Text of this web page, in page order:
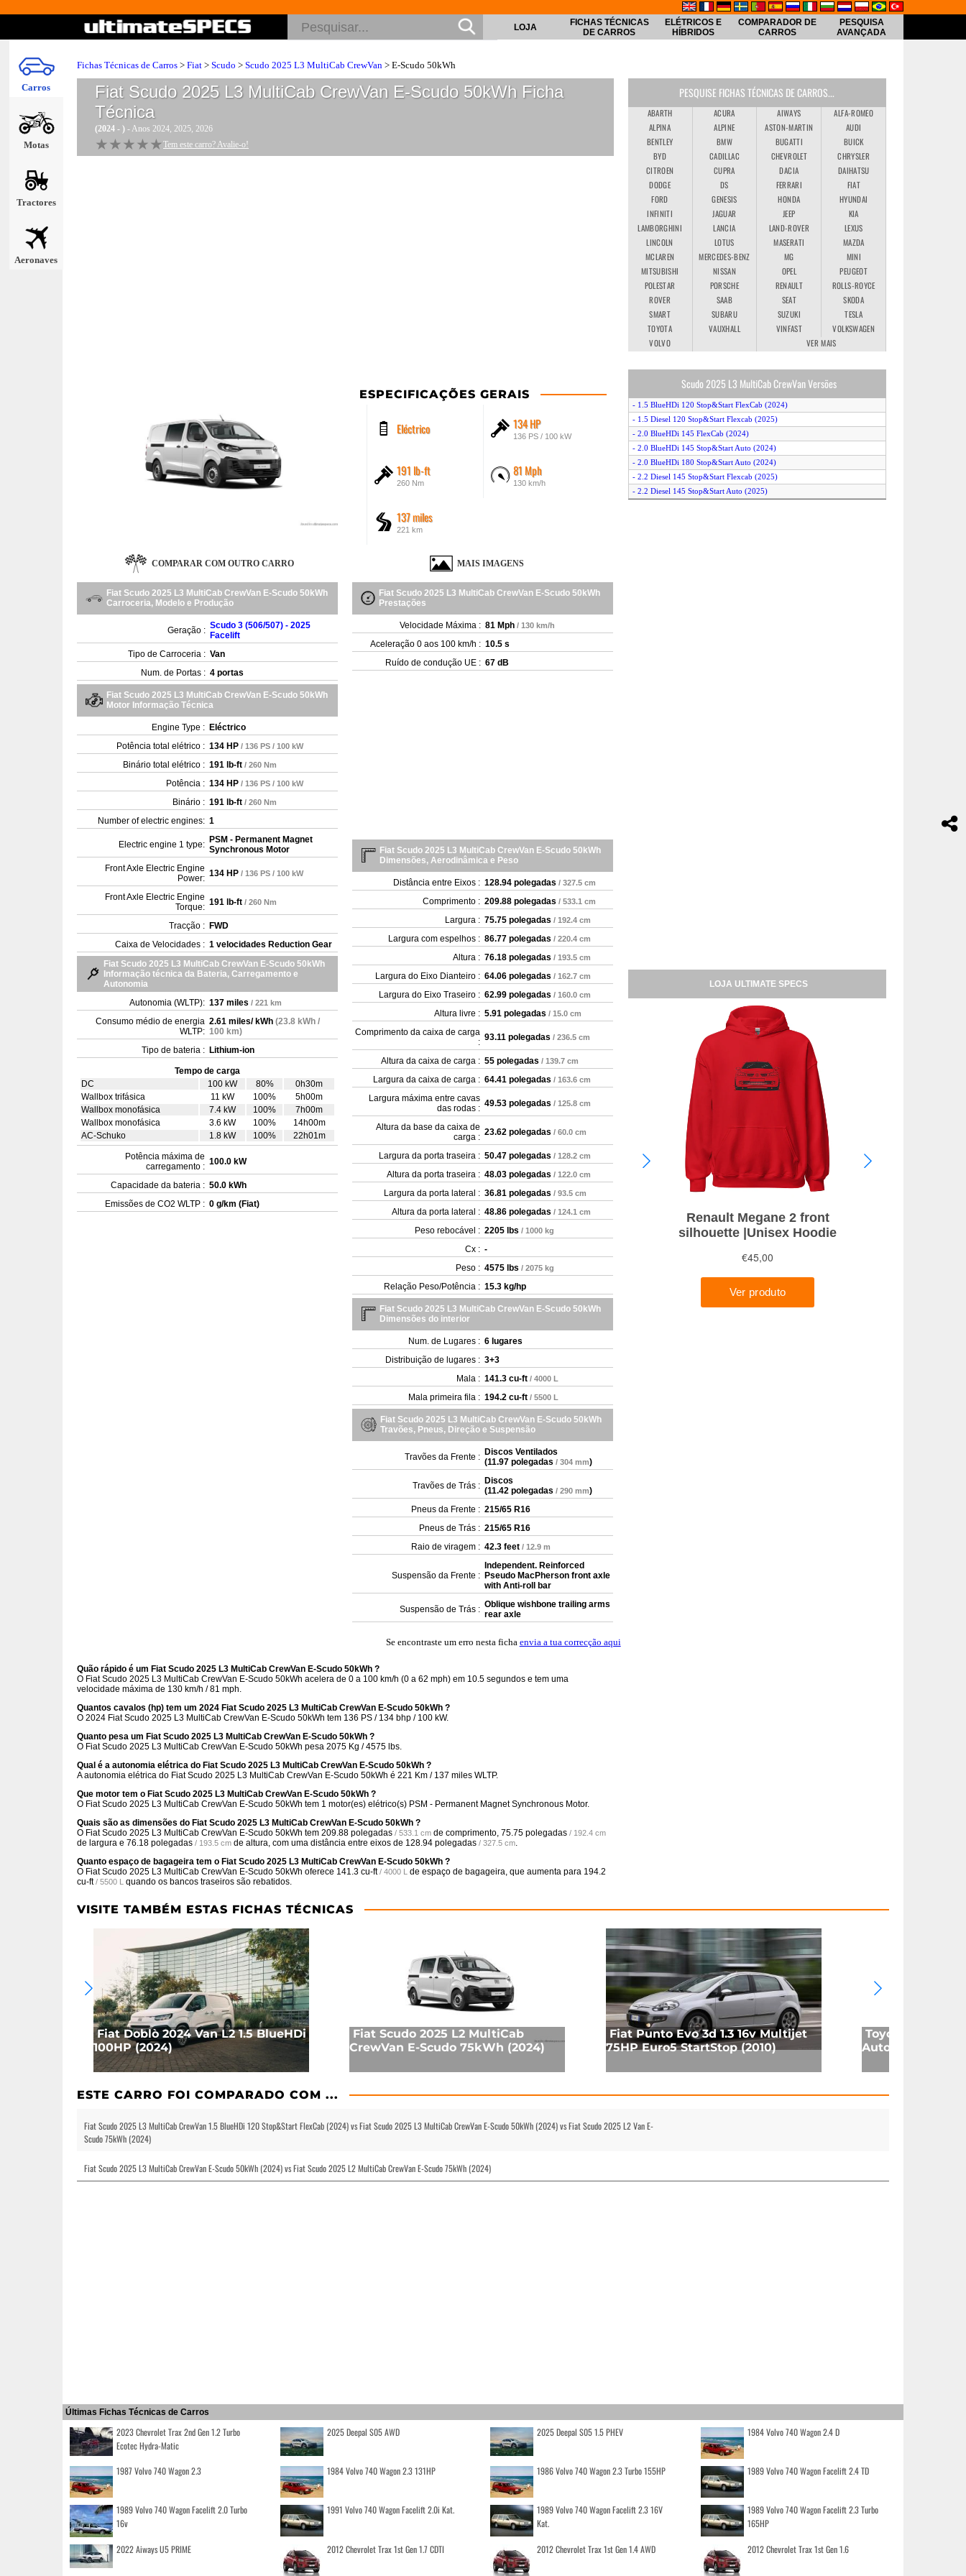
Carros
Motas
Tractores
Aeronaves
LOJA
FICHAS TÉCNICAS
DE CARROS
ELÉTRICOS E
HÍBRIDOS
COMPARADOR DE
CARROS
PESQUISA
AVANÇADA
Fichas Técnicas de Carros > Fiat > Scudo > Scudo 2025 L3 MultiCab CrewVan > E-Scudo 50kWh
Fiat Scudo 2025 L3 MultiCab CrewVan E-Scudo 50kWh Ficha
Técnica
(2024 - ) - Anos 2024, 2025, 2026
★★★★★
★★★★★ Tem este carro? Avalie-o!
ESPECIFICAÇÕES GERAIS
Eléctrico 134 HP
136 PS / 100 kW
191 lb-ft
260 Nm
81 Mph
130 km/h
137 miles
221 km
COMPARAR COM OUTRO CARRO MAIS IMAGENS
Fiat Scudo 2025 L3 MultiCab CrewVan E-Scudo 50kWh
Carroceria, Modelo e Produção
Geração : Scudo 3 (506/507) - 2025
Facelift
Tipo de Carroceria : Van
Num. de Portas : 4 portas
Fiat Scudo 2025 L3 MultiCab CrewVan E-Scudo 50kWh
Motor Informação Técnica
Engine Type : Eléctrico
Potência total elétrico : 134 HP / 136 PS / 100 kW
Binário total elétrico : 191 lb-ft / 260 Nm
Potência : 134 HP / 136 PS / 100 kW
Binário : 191 lb-ft / 260 Nm
Number of electric engines: 1
Electric engine 1 type: PSM - Permanent Magnet
Synchronous Motor
Front Axle Electric Engine
Power: 134 HP / 136 PS / 100 kW
Front Axle Electric Engine
Torque: 191 lb-ft / 260 Nm
Tracção : FWD
Caixa de Velocidades : 1 velocidades Reduction Gear
Fiat Scudo 2025 L3 MultiCab CrewVan E-Scudo 50kWh
Informação técnica da Bateria, Carregamento e
Autonomia
Autonomia (WLTP): 137 miles / 221 km
Consumo médio de energia
WLTP:
2.61 miles/ kWh (23.8 kWh /
100 km)
Tipo de bateria : Lithium-ion
Tempo de carga
DC
100 kW 80%
0h30m
Wallbox trifásica
11 kW 100%
5h00m
Wallbox monofásica
7.4 kW 100%
7h00m
Wallbox monofásica
3.6 kW 100%
14h00m
AC-Schuko
1.8 kW 100% 22h01m
Potência máxima de
carregamento : 100.0 kW
Capacidade da bateria : 50.0 kWh
Emissões de CO2 WLTP : 0 g/km (Fiat)
Fiat Scudo 2025 L3 MultiCab CrewVan E-Scudo 50kWh
Prestações
Velocidade Máxima : 81 Mph / 130 km/h
Aceleração 0 aos 100 km/h : 10.5 s
Ruído de condução UE : 67 dB
Fiat Scudo 2025 L3 MultiCab CrewVan E-Scudo 50kWh
Dimensões, Aerodinâmica e Peso
Distância entre Eixos : 128.94 polegadas / 327.5 cm
Comprimento : 209.88 polegadas / 533.1 cm
Largura : 75.75 polegadas / 192.4 cm
Largura com espelhos : 86.77 polegadas / 220.4 cm
Altura : 76.18 polegadas / 193.5 cm
Largura do Eixo Dianteiro : 64.06 polegadas / 162.7 cm
Largura do Eixo Traseiro : 62.99 polegadas / 160.0 cm
Altura livre : 5.91 polegadas / 15.0 cm
Comprimento da caixa de carga
: 93.11 polegadas / 236.5 cm
Altura da caixa de carga : 55 polegadas / 139.7 cm
Largura da caixa de carga : 64.41 polegadas / 163.6 cm
Largura máxima entre cavas
das rodas : 49.53 polegadas / 125.8 cm
Altura da base da caixa de
carga : 23.62 polegadas / 60.0 cm
Largura da porta traseira : 50.47 polegadas / 128.2 cm
Altura da porta traseira : 48.03 polegadas / 122.0 cm
Largura da porta lateral : 36.81 polegadas / 93.5 cm
Altura da porta lateral : 48.86 polegadas / 124.1 cm
Peso rebocável : 2205 lbs / 1000 kg
Cx : -
Peso : 4575 lbs / 2075 kg
Relação Peso/Potência : 15.3 kg/hp
Fiat Scudo 2025 L3 MultiCab CrewVan E-Scudo 50kWh
Dimensões do interior
Num. de Lugares : 6 lugares
Distribuição de lugares : 3+3
Mala : 141.3 cu-ft / 4000 L
Mala primeira fila : 194.2 cu-ft / 5500 L
Fiat Scudo 2025 L3 MultiCab CrewVan E-Scudo 50kWh
Travões, Pneus, Direção e Suspensão
Travões da Frente : Discos Ventilados
(11.97 polegadas / 304 mm)
Travões de Trás : Discos
(11.42 polegadas / 290 mm)
Pneus da Frente : 215/65 R16
Pneus de Trás : 215/65 R16
Raio de viragem : 42.3 feet / 12.9 m
Suspensão da Frente :
Independent. Reinforced
Pseudo MacPherson front axle
with Anti-roll bar
Suspensão de Trás : Oblique wishbone trailing arms
rear axle
Se encontraste um erro nesta ficha envia a tua correcção aqui
Quão rápido é um Fiat Scudo 2025 L3 MultiCab CrewVan E-Scudo 50kWh ?
O Fiat Scudo 2025 L3 MultiCab CrewVan E-Scudo 50kWh acelera de 0 a 100 km/h (0 a 62 mph) em 10.5 segundos e tem uma
velocidade máxima de 130 km/h / 81 mph.
Quantos cavalos (hp) tem um 2024 Fiat Scudo 2025 L3 MultiCab CrewVan E-Scudo 50kWh ?
O 2024 Fiat Scudo 2025 L3 MultiCab CrewVan E-Scudo 50kWh tem 136 PS / 134 bhp / 100 kW.
Quanto pesa um Fiat Scudo 2025 L3 MultiCab CrewVan E-Scudo 50kWh ?
O Fiat Scudo 2025 L3 MultiCab CrewVan E-Scudo 50kWh pesa 2075 Kg / 4575 lbs.
Qual é a autonomia elétrica do Fiat Scudo 2025 L3 MultiCab CrewVan E-Scudo 50kWh ?
A autonomia elétrica do Fiat Scudo 2025 L3 MultiCab CrewVan E-Scudo 50kWh é 221 Km / 137 miles WLTP.
Que motor tem o Fiat Scudo 2025 L3 MultiCab CrewVan E-Scudo 50kWh ?
O Fiat Scudo 2025 L3 MultiCab CrewVan E-Scudo 50kWh tem 1 motor(es) elétrico(s) PSM - Permanent Magnet Synchronous Motor.
Quais são as dimensões do Fiat Scudo 2025 L3 MultiCab CrewVan E-Scudo 50kWh ?
O Fiat Scudo 2025 L3 MultiCab CrewVan E-Scudo 50kWh tem 209.88 polegadas / 533.1 cm de comprimento, 75.75 polegadas / 192.4 cm
de largura e 76.18 polegadas / 193.5 cm de altura, com uma distância entre eixos de 128.94 polegadas / 327.5 cm.
Quanto espaço de bagageira tem o Fiat Scudo 2025 L3 MultiCab CrewVan E-Scudo 50kWh ?
O Fiat Scudo 2025 L3 MultiCab CrewVan E-Scudo 50kWh oferece 141.3 cu-ft / 4000 L de espaço de bagageira, que aumenta para 194.2
cu-ft / 5500 L quando os bancos traseiros são rebatidos.
PESQUISE FICHAS TÉCNICAS DE CARROS...
ABARTH ACURA AIWAYS
ALFA-ROMEO
ALPINA
ALPINE ASTON-MARTIN
AUDI
BENTLEY
BMW BUGATTI
BUICK
BYD
CADILLAC CHEVROLET
CHRYSLER
CITROEN
CUPRA DACIA
DAIHATSU
DODGE
DS FERRARI
FIAT
FORD
GENESIS HONDA
HYUNDAI
INFINITI
JAGUAR JEEP
KIA
LAMBORGHINI
LANCIA LAND-ROVER
LEXUS
LINCOLN
LOTUS MASERATI
MAZDA
MCLAREN
MERCEDES-BENZ MG
MINI
MITSUBISHI
NISSAN OPEL
PEUGEOT
POLESTAR
PORSCHE RENAULT
ROLLS-ROYCE
ROVER
SAAB SEAT
SKODA
SMART
SUBARU SUZUKI
TESLA
TOYOTA
VAUXHALL VINFAST
VOLKSWAGEN
VOLVO
VER MAIS
Scudo 2025 L3 MultiCab CrewVan Versões
- 1.5 BlueHDi 120 Stop&Start FlexCab (2024)
- 1.5 Diesel 120 Stop&Start Flexcab (2025)
- 2.0 BlueHDi 145 FlexCab (2024)
- 2.0 BlueHDi 145 Stop&Start Auto (2024)
- 2.0 BlueHDi 180 Stop&Start Auto (2024)
- 2.2 Diesel 145 Stop&Start Flexcab (2025)
- 2.2 Diesel 145 Stop&Start Auto (2025)
LOJA ULTIMATE SPECS
VISITE TAMBÉM ESTAS FICHAS TÉCNICAS
Fiat Doblò 2024 Van L2 1.5 BlueHDi
100HP (2024)
Fiat Scudo 2025 L2 MultiCab
CrewVan E-Scudo 75kWh (2024)
Fiat Punto Evo 3d 1.3 16v Multijet
75HP Euro5 StartStop (2010)
Toyota Kijang V
Automatic (2006)
ESTE CARRO FOI COMPARADO COM ...
Fiat Scudo 2025 L3 MultiCab CrewVan 1.5 BlueHDi 120 Stop&Start FlexCab (2024) vs Fiat Scudo 2025 L3 MultiCab CrewVan E-Scudo 50kWh (2024) vs Fiat Scudo 2025 L2 Van E-
Scudo 75kWh (2024)
Fiat Scudo 2025 L3 MultiCab CrewVan E-Scudo 50kWh (2024) vs Fiat Scudo 2025 L2 MultiCab CrewVan E-Scudo 75kWh (2024)
Últimas Fichas Técnicas de Carros
2023 Chevrolet Trax 2nd Gen 1.2 Turbo
Ecotec Hydra-Matic
2025 Deepal S05 AWD 2025 Deepal S05 1.5 PHEV 1984 Volvo 740 Wagon 2.4 D
1987 Volvo 740 Wagon 2.3 1984 Volvo 740 Wagon 2.3 131HP 1986 Volvo 740 Wagon 2.3 Turbo 155HP 1989 Volvo 740 Wagon Facelift 2.4 TD
1989 Volvo 740 Wagon Facelift 2.0 Turbo
16v
1991 Volvo 740 Wagon Facelift 2.0i Kat.
1989 Volvo 740 Wagon Facelift 2.3 16V
Kat.
1989 Volvo 740 Wagon Facelift 2.3 Turbo
165HP
2022 Aiways U5 PRIME 2012 Chevrolet Trax 1st Gen 1.7 CDTI 2012 Chevrolet Trax 1st Gen 1.4 AWD 2012 Chevrolet Trax 1st Gen 1.6